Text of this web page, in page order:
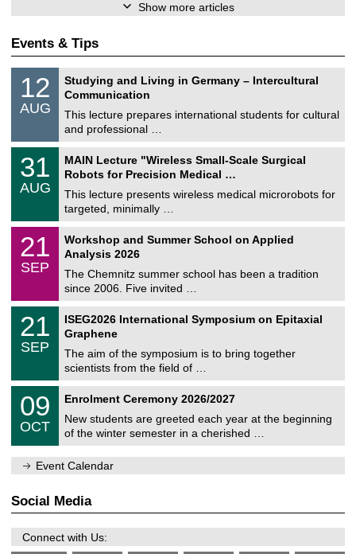
Show more articles
Events & Tips
S
g
1
/
0
2
0
2
6
12
AUG
Studying and Living in Germany – Intercultural
Communication
This lecture prepares international students for cultural
and professional …
T
n
3
1
0
2
0
2
6
31
AUG
MAIN Lecture "Wireless Small-Scale Surgical
Robots for Precision Medical …
This lecture presents wireless medical microrobots for
targeted, minimally …
M
a
2
1
/
0
2
0
2
6
21
SEP
Workshop and Summer School on Applied
Analysis 2026
The Chemnitz summer school has been a tradition
since 2006. Five invited …
T
n
2
1
/
0
2
0
2
6
21
SEP
ISEG2026 International Symposium on Epitaxial
Graphene
The aim of the symposium is to bring together
scientists from the field of …
T
m
i
z
0
9
/
1
0
/
2
6
09
OCT
Enrolment Ceremony 2026/2027
New students are greeted each year at the beginning
of the winter semester in a cherished …
Event Calendar
Social Media
Connect with Us: